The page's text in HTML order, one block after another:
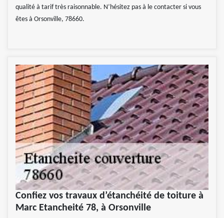
qualité à tarif très raisonnable. N’hésitez pas à le contacter si vous
êtes à Orsonville, 78660.
Confiez vos travaux d’étanchéité de toiture à
Marc Etancheité 78, à Orsonville